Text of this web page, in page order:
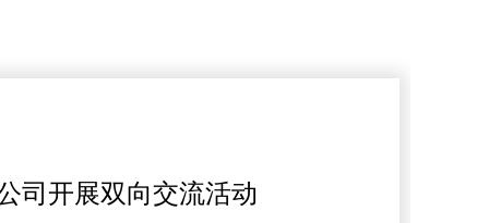
司开展双向交流活动